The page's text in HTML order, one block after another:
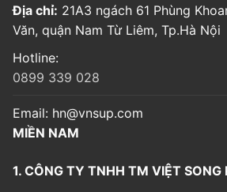
Địa chỉ: 21A3 ngách 61 Phùng
Văn, quận Nam Từ Liêm, Tp.Hà Nội
Hotline:
0899 339 028
Email: hn@vnsup.com
MIỀN NAM
1. CÔNG TY TNHH TM VIỆT SONG